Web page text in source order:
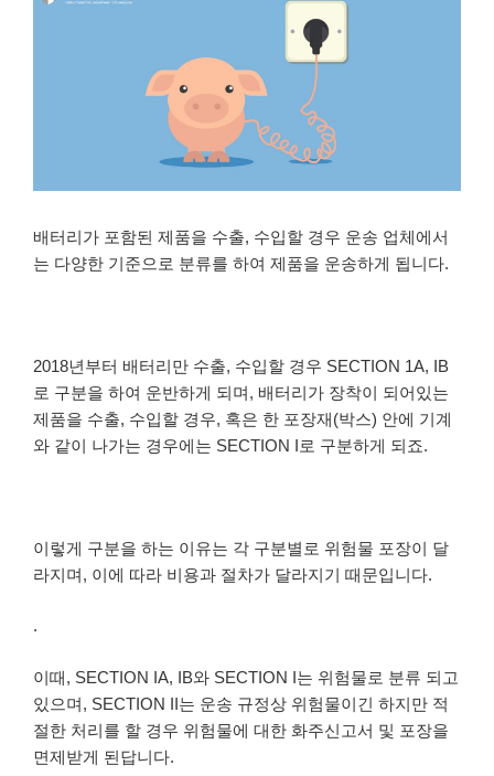
배터리가 포함된 제품을 수출, 수입할 경우 운송 업체에서
는 다양한 기준으로 분류를 하여 제품을 운송하게 됩니다.
2018년부터 배터리만 수출, 수입할 경우 SECTION 1A, IB
로 구분을 하여 운반하게 되며, 배터리가 장착이 되어있는
제품을 수출, 수입할 경우, 혹은 한 포장재(박스) 안에 기계
와 같이 나가는 경우에는 SECTION I로 구분하게 되죠.
이렇게 구분을 하는 이유는 각 구분별로 위험물 포장이 달
라지며, 이에 따라 비용과 절차가 달라지기 때문입니다.
.
이때, SECTION IA, IB와 SECTION I는 위험물로 분류 되고
있으며, SECTION II는 운송 규정상 위험물이긴 하지만 적
절한 처리를 할 경우 위험물에 대한 화주신고서 및 포장을
면제받게 된답니다.